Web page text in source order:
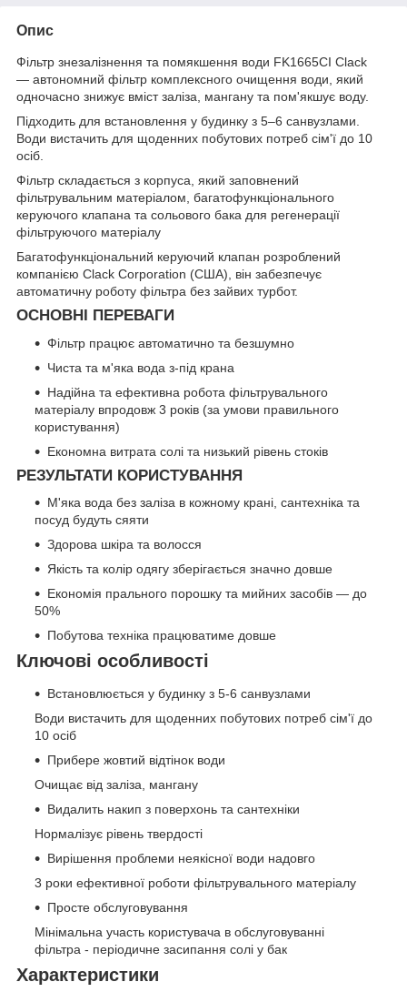
Опис
Фільтр знезалізнення та помякшення води FK1665CI Clack
— автономний фільтр комплексного очищення води, який
одночасно знижує вміст заліза, мангану та пом'якшує воду.
Підходить для встановлення у будинку з 5‒6 санвузлами.
Води вистачить для щоденних побутових потреб сім'ї до 10
осіб.
Фільтр складається з корпуса, який заповнений
фільтрувальним матеріалом, багатофункціонального
керуючого клапана та сольового бака для регенерації
фільтруючого матеріалу
Багатофункціональний керуючий клапан розроблений
компанією Clack Corporation (США), він забезпечує
автоматичну роботу фільтра без зайвих турбот.
ОСНОВНІ ПЕРЕВАГИ
Фільтр працює автоматично та безшумно
Чиста та м'яка вода з-під крана
Надійна та ефективна робота фільтрувального
матеріалу впродовж 3 років (за умови правильного
користування)
Економна витрата солі та низький рівень стоків
РЕЗУЛЬТАТИ КОРИСТУВАННЯ
М'яка вода без заліза в кожному крані, сантехніка та
посуд будуть сяяти
Здорова шкіра та волосся
Якість та колір одягу зберігається значно довше
Економія прального порошку та мийних засобів — до
50%
Побутова техніка працюватиме довше
Ключові особливості
Встановлюється у будинку з 5-6 санвузлами
Води вистачить для щоденних побутових потреб сім'ї до
10 осіб
Прибере жовтий відтінок води
Очищає від заліза, мангану
Видалить накип з поверхонь та сантехніки
Нормалізує рівень твердості
Вирішення проблеми неякісної води надовго
3 роки ефективної роботи фільтрувального матеріалу
Просте обслуговування
Мінімальна участь користувача в обслуговуванні
фільтра - періодичне засипання солі у бак
Характеристики